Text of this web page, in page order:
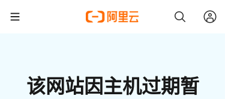
该网站因主机过期暂